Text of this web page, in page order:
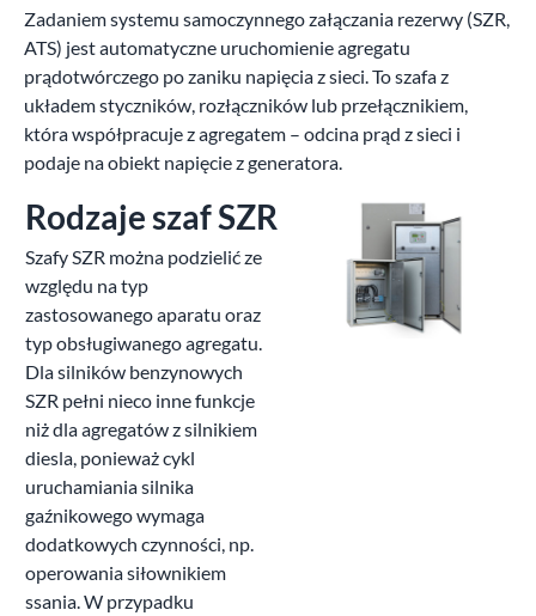
Zadaniem systemu samoczynnego załączania rezerwy (SZR,
ATS) jest automatyczne uruchomienie agregatu
prądotwórczego po zaniku napięcia z sieci. To szafa z
układem styczników, rozłączników lub przełącznikiem,
która współpracuje z agregatem – odcina prąd z sieci i
podaje na obiekt napięcie z generatora.
Rodzaje szaf SZR
Szafy SZR można podzielić ze
względu na typ
zastosowanego aparatu oraz
typ obsługiwanego agregatu.
Dla silników benzynowych
SZR pełni nieco inne funkcje
niż dla agregatów z silnikiem
diesla, ponieważ cykl
uruchamiania silnika
gaźnikowego wymaga
dodatkowych czynności, np.
operowania siłownikiem
ssania. W przypadku